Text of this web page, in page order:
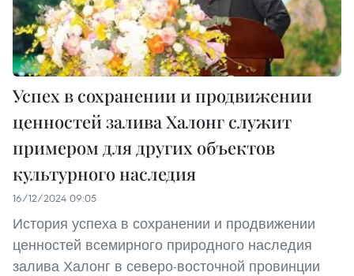
Успех в сохранении и продвижении
ценностей залива Халонг служит
примером для других объектов
культурного наследия
16/12/2024 09:05
История успеха в сохранении и продвижении
ценностей всемирного природного наследия
залива Халонг в северо-восточной провинции